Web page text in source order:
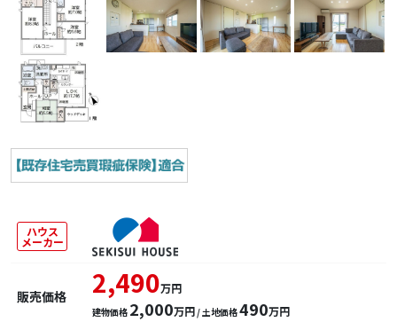
ハウス
メーカー
販売価格 2,490万円
建物価格 2,000万円/ 土地価格490万円